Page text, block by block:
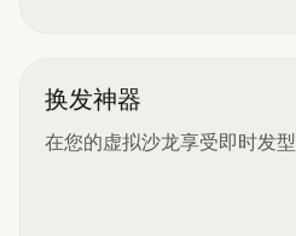
换发神器
在您的虚拟沙龙享受即时发型